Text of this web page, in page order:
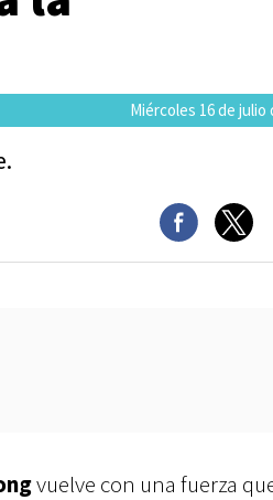
Miércoles 16 de julio
vuelve con una fuerza